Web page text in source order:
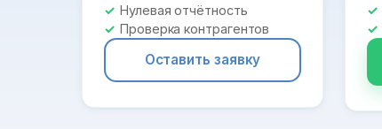
Нулевая отчётность
Проверка контрагентов
Оставить заявку